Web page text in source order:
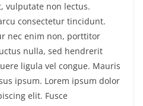
vulputate non lectus.
consectetur tincidunt.
nec enim non, porttitor
nulla, sed hendrerit
ligula vel congue. Mauris
ipsum. Lorem ipsum dolor
elit. Fusce